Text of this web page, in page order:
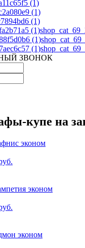
ЗВОНОК
купе на
эконом
эконом
эконом